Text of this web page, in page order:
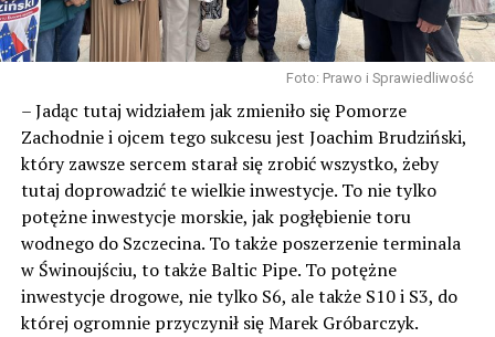
Foto: Prawo i Sprawiedliwość
– Jadąc tutaj widziałem jak zmieniło się Pomorze
Zachodnie i ojcem tego sukcesu jest Joachim Brudziński,
który zawsze sercem starał się zrobić wszystko, żeby
tutaj doprowadzić te wielkie inwestycje. To nie tylko
potężne inwestycje morskie, jak pogłębienie toru
wodnego do Szczecina. To także poszerzenie terminala
w Świnoujściu, to także Baltic Pipe. To potężne
inwestycje drogowe, nie tylko S6, ale także S10 i S3, do
której ogromnie przyczynił się Marek Gróbarczyk.